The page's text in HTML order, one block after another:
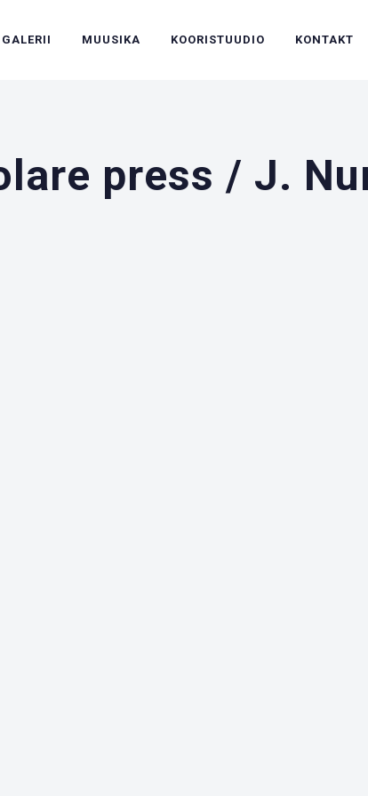
GALERII MUUSIKA KOORISTUUDIO KONTAKT
press / J.